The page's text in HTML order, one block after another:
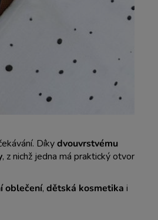
Díkydvouvrstvému
, z nichž jedna má praktický otvor
oblečení, dětská kosmetika i